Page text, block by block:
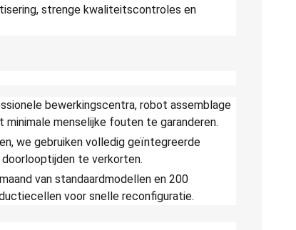
strenge kwaliteitscontroles en
bewerkingscentra, robot assemblage
menselijke fouten te garanderen.
we gebruiken volledig geïntegreerde
te verkorten.
van standaardmodellen en 200
voor snelle reconfiguratie.